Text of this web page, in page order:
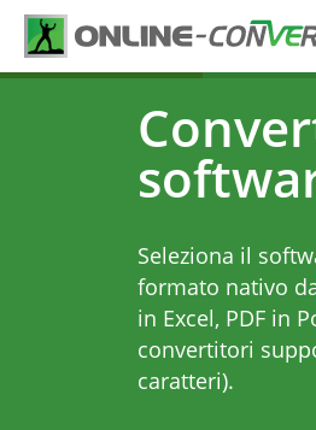
Seleziona il
formato nativo
in Excel, PDF in
convertitori
caratteri).